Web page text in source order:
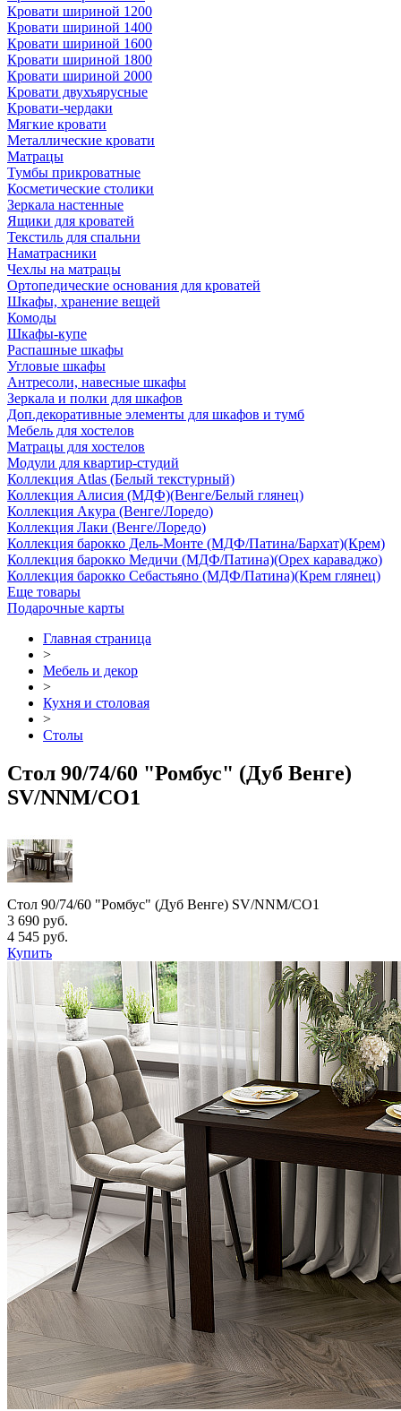
Кровати шириной 1200
Кровати шириной 1400
Кровати шириной 1600
Кровати шириной 1800
Кровати шириной 2000
Кровати двухъярусные
Кровати-чердаки
Мягкие кровати
Металлические кровати
Матрацы
Тумбы прикроватные
Косметические столики
Зеркала настенные
Ящики для кроватей
Текстиль для спальни
Наматрасники
Чехлы на матрацы
Ортопедические основания для кроватей
Шкафы, хранение вещей
Комоды
Шкафы-купе
Распашные шкафы
Угловые шкафы
Антресоли, навесные шкафы
Зеркала и полки для шкафов
Доп.декоративные элементы для шкафов и тумб
Мебель для хостелов
Матрацы для хостелов
Модули для квартир-студий
Коллекция Atlas (Белый текстурный)
Коллекция Алисия (МДФ)(Венге/Белый глянец)
Коллекция Акура (Венге/Лоредо)
Коллекция Лаки (Венге/Лоредо)
Коллекция барокко Дель-Монте (МДФ/Патина/Бархат)(Крем)
Коллекция барокко Медичи (МДФ/Патина)(Орех караваджо)
Коллекция барокко Себастьяно (МДФ/Патина)(Крем глянец)
Еще товары
Подарочные карты
Главная страница
>
Мебель и декор
>
Кухня и столовая
>
Столы
Стол 90/74/60 "Ромбус" (Дуб Венге)
SV/NNM/СО1
Стол 90/74/60 "Ромбус" (Дуб Венге) SV/NNM/СО1
3 690 руб.
4 545 руб.
Купить